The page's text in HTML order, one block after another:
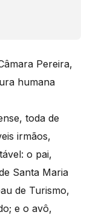
Pereira,
humana
toda de
irmãos,
o pai,
Santa Maria
de Turismo,
e o avô,